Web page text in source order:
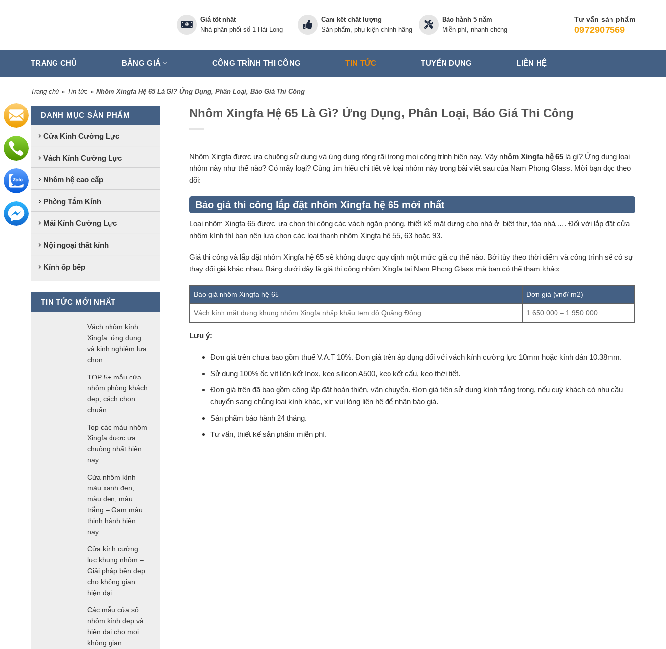
Giá tốt nhất
Nhà phân phối số 1 Hải Long
Cam kết chất lượng
Sản phẩm, phụ kiện chính hãng
Bảo hành 5 năm
Miễn phí, nhanh chóng
Tư vấn sản phẩm
0972907569
TRANG CHỦ BẢNG GIÁ CÔNG TRÌNH THI CÔNG TIN TỨC TUYỂN DỤNG LIÊN HỆ
Trang chủ » Tin tức » Nhôm Xingfa Hệ 65 Là Gì? Ứng Dụng, Phân Loại, Báo Giá Thi Công
DANH MỤC SẢN PHẨM
Cửa Kính Cường Lực
Vách Kính Cường Lực
Nhôm hệ cao cấp
Phòng Tắm Kính
Mái Kính Cường Lực
Nội ngoại thất kính
Kính ốp bếp
TIN TỨC MỚI NHẤT
Vách nhôm kính
Xingfa: ứng dụng
và kinh nghiệm lựa
chọn
TOP 5+ mẫu cửa
nhôm phòng khách
đẹp, cách chọn
chuẩn
Top các màu nhôm
Xingfa được ưa
chuộng nhất hiện
nay
Cửa nhôm kính
màu xanh đen,
màu đen, màu
trắng – Gam màu
thịnh hành hiện
nay
Cửa kính cường
lực khung nhôm –
Giải pháp bền đẹp
cho không gian
hiện đại
Các mẫu cửa sổ
nhôm kính đẹp và
hiện đại cho mọi
không gian
Nhôm Xingfa Hệ 65 Là Gì? Ứng Dụng, Phân Loại, Báo Giá Thi Công
Nhôm Xingfa được ưa chuộng sử dụng và ứng dụng rộng rãi trong mọi công trình hiện nay. Vậy nhôm Xingfa hệ 65 là gì? Ứng dụng loại
nhôm này như thế nào? Có mấy loại? Cùng tìm hiểu chi tiết về loại nhôm này trong bài viết sau của Nam Phong Glass. Mời bạn đọc theo
dõi:
Báo giá thi công lắp đặt nhôm Xingfa hệ 65 mới nhất
Loại nhôm Xingfa 65 được lựa chọn thi công các vách ngăn phòng, thiết kế mặt dựng cho nhà ở, biệt thự, tòa nhà,…. Đối với lắp đặt cửa
nhôm kính thì bạn nên lựa chọn các loại thanh nhôm Xingfa hệ 55, 63 hoặc 93.
Giá thi công và lắp đặt nhôm Xingfa hệ 65 sẽ không được quy định một mức giá cụ thể nào. Bởi tùy theo thời điểm và công trình sẽ có sự
thay đổi giá khác nhau. Bảng dưới đây là giá thi công nhôm Xingfa tại Nam Phong Glass mà bạn có thể tham khảo:
Báo giá nhôm Xingfa hệ 65 Đơn giá (vnđ/ m2)
Vách kính mặt dựng khung nhôm Xingfa nhập khẩu tem đỏ Quảng Đông 1.650.000 – 1.950.000
Lưu ý:
Đơn giá trên chưa bao gồm thuế V.A.T 10%. Đơn giá trên áp dụng đối với vách kính cường lực 10mm hoặc kính dán 10.38mm.
Sử dụng 100% ốc vít liên kết Inox, keo silicon A500, keo kết cấu, keo thời tiết.
Đơn giá trên đã bao gồm công lắp đặt hoàn thiện, vận chuyển. Đơn giá trên sử dụng kính trắng trong, nếu quý khách có nhu cầu
chuyển sang chủng loại kính khác, xin vui lòng liên hệ để nhận báo giá.
Sản phẩm bảo hành 24 tháng.
Tư vấn, thiết kế sản phẩm miễn phí.